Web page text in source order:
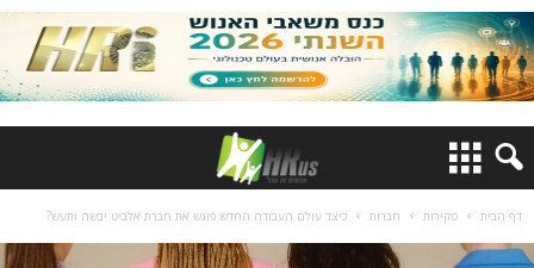
דף הבית סקירות חברות כיצד עולם העבודה החדש פוגש את חברת אלביט יבשה ותעש?